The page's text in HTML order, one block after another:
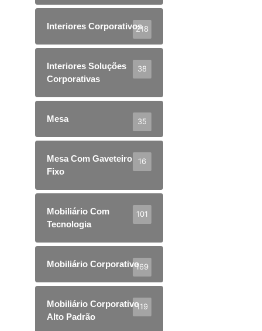
Interiores Corporativos218
Interiores Soluções
Corporativas
38
Mesa 35
Mesa Com Gaveteiro
Fixo
16
Mobiliário Com
Tecnologia
101
Mobiliário Corporativo169
Mobiliário Corporativo
Alto Padrão
119